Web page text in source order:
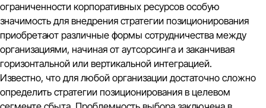
ограниченности корпоративных ресурсов особую
значимость для внедрения стратегии позиционирования
приобретают различные формы сотрудничества между
организациями, начиная от аутсорсинга и заканчивая
горизонтальной или вертикальной интеграцией.
Известно, что для любой организации достаточно сложно
определить стратегии позиционирования в целевом